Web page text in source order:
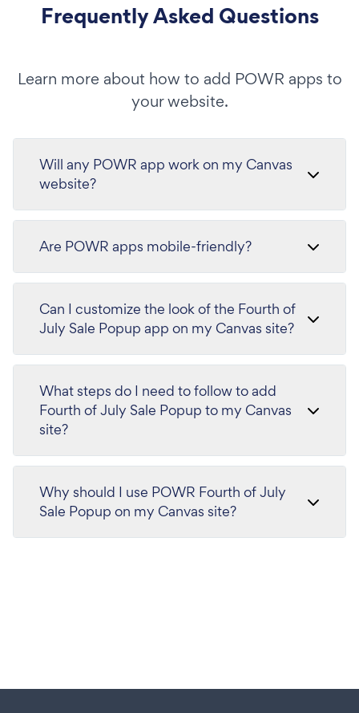
Frequently Asked Questions
Learn more about how to add POWR apps to
your website.
Will any POWR app work on my Canvas
website?
Are POWR apps mobile-friendly?
Can I customize the look of the Fourth of
July Sale Popup app on my Canvas site?
What steps do I need to follow to add
Fourth of July Sale Popup to my Canvas
site?
Why should I use POWR Fourth of July
Sale Popup on my Canvas site?